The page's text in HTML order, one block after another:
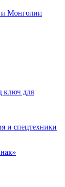
и Монголии
ключ для
и спецтехники